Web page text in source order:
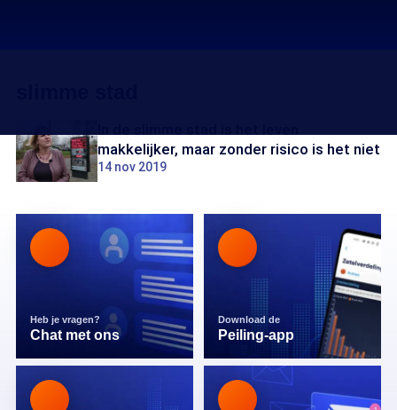
makkelijker, maar zonder risico is het niet
14 nov 2019
Heb je vragen?
Chat met ons
Download de
Peiling-app